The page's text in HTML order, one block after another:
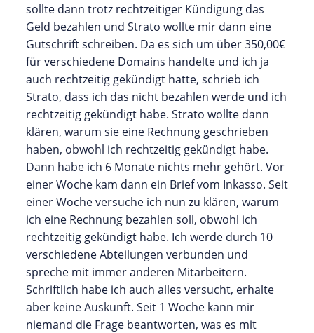
sollte dann trotz rechtzeitiger Kündigung das
Geld bezahlen und Strato wollte mir dann eine
Gutschrift schreiben. Da es sich um über 350,00€
für verschiedene Domains handelte und ich ja
auch rechtzeitig gekündigt hatte, schrieb ich
Strato, dass ich das nicht bezahlen werde und ich
rechtzeitig gekündigt habe. Strato wollte dann
klären, warum sie eine Rechnung geschrieben
haben, obwohl ich rechtzeitig gekündigt habe.
Dann habe ich 6 Monate nichts mehr gehört. Vor
einer Woche kam dann ein Brief vom Inkasso. Seit
einer Woche versuche ich nun zu klären, warum
ich eine Rechnung bezahlen soll, obwohl ich
rechtzeitig gekündigt habe. Ich werde durch 10
verschiedene Abteilungen verbunden und
spreche mit immer anderen Mitarbeitern.
Schriftlich habe ich auch alles versucht, erhalte
aber keine Auskunft. Seit 1 Woche kann mir
niemand die Frage beantworten, was es mit